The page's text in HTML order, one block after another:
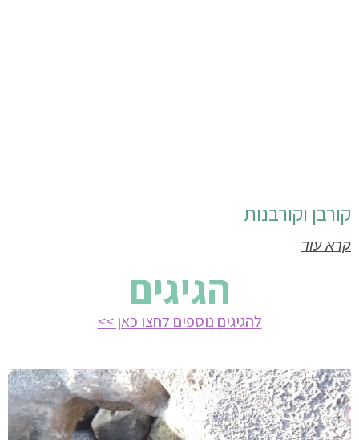
קורבן וקורבנות
קרא עוד
הגיגים
להגיגים נוספים לחצו כאן >>